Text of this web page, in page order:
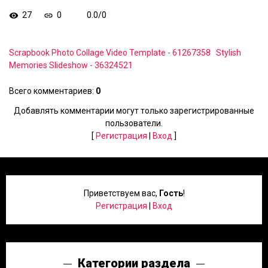
27 0 0.0/0
Scrapbook Photo Collage Video Template - 61267358
Stylish
Memories Slideshow - 36324521
Всего комментариев: 0
Добавлять комментарии могут только зарегистрированные
пользователи.
[ Регистрация Вход ]
Приветствуем вас, Гость!
Регистрация
Вход
Категории раздела